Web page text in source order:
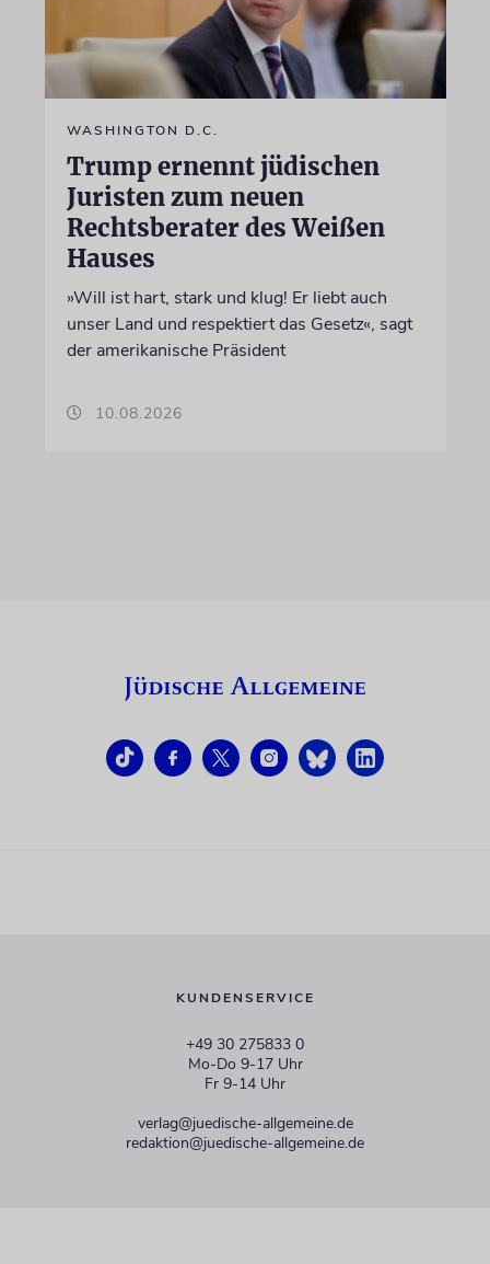
WASHINGTON D.C.
Trump ernennt jüdischen
Juristen zum neuen
Rechtsberater des Weißen
Hauses
»Will ist hart, stark und klug! Er liebt auch
unser Land und respektiert das Gesetz«, sagt
der amerikanische Präsident
10.08.2026
KUNDENSERVICE
+49 30 275833 0
Mo-Do 9-17 Uhr
Fr 9-14 Uhr
verlag@juedische-allgemeine.de
redaktion@juedische-allgemeine.de